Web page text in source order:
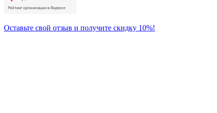
Оставьте свой отзыв и получите скидку 10%!